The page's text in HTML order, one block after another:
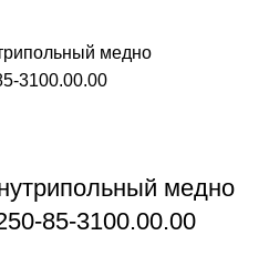
медно
85-3100.00.00